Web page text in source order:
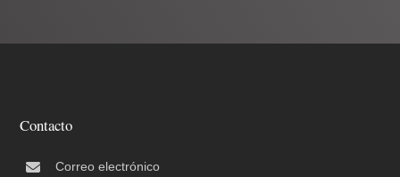
Contacto
Correo electrónico